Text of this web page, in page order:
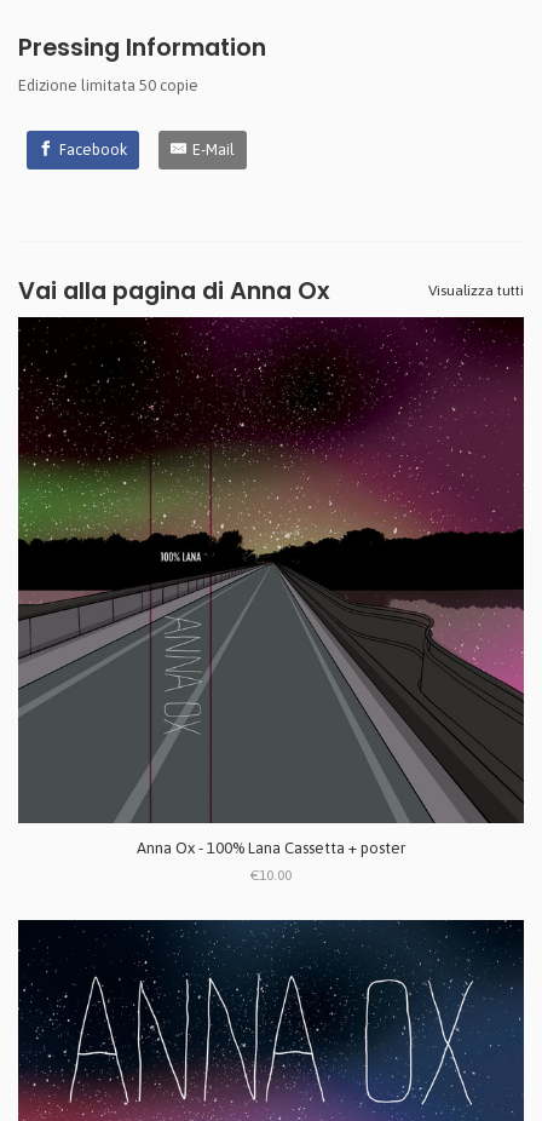
Pressing Information
Edizione limitata 50 copie
Facebook E-Mail
Vai alla pagina di Anna Ox Visualizza tutti
Anna Ox - 100% Lana Cassetta + poster
€10.00